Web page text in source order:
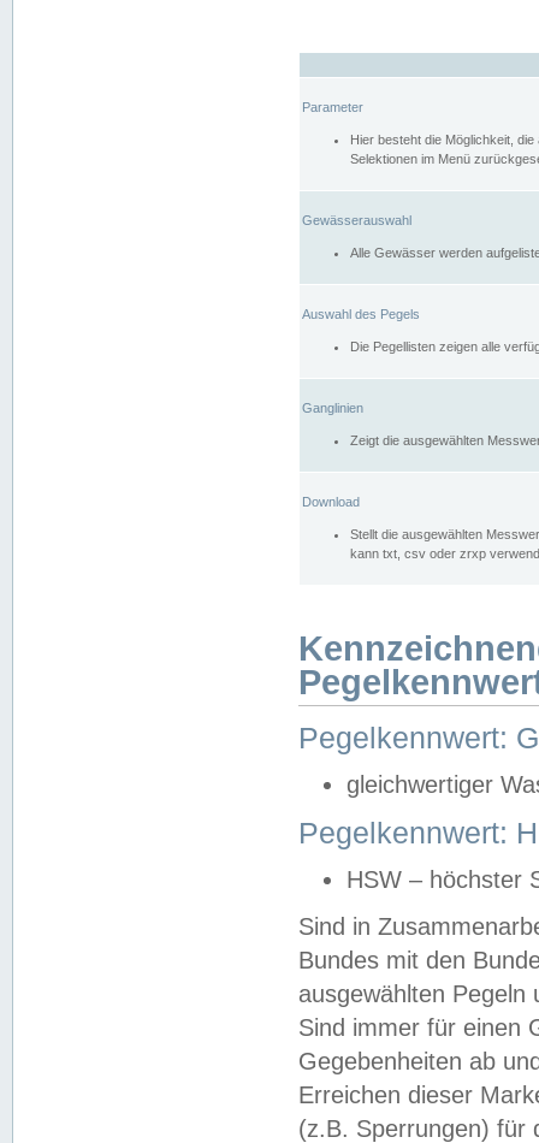
Parameter
Hier besteht die Möglichkeit,
Selektionen im Menü
Gewässerauswahl
Alle Gewässer werden
Auswahl des Pegels
Die Pegellisten zeigen alle
Ganglinien
Zeigt die ausgewählten
Download
Stellt die ausgewählten
kann txt, csv oder zrxp
Pegelkennwert:
gleichwertiger
Pegelkennwert:
HSW – höchster
Sind in
Bundes mit den
ausgewählten
Sind immer für einen
Gegebenheiten ab
Erreichen dieser
(z.B. Sperrungen) für